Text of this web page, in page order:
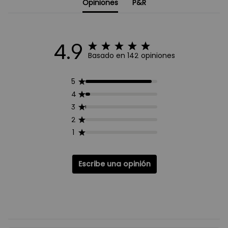
Opiniones P&R
4.9 Basado en 142 opiniones
5
4
3
2
1
Escribe una opinión